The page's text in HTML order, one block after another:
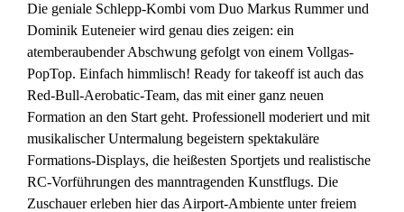
Die geniale Schlepp-Kombi vom Duo Markus Rummer und
Dominik Euteneier wird genau dies zeigen: ein
atemberaubender Abschwung gefolgt von einem Vollgas-
PopTop. Einfach himmlisch! Ready for takeoff ist auch das
Red-Bull-Aerobatic-Team, das mit einer ganz neuen
Formation an den Start geht. Professionell moderiert und mit
musikalischer Untermalung begeistern spektakuläre
Formations-Displays, die heißesten Sportjets und realistische
RC-Vorführungen des manntragenden Kunstflugs. Die
Zuschauer erleben hier das Airport-Ambiente unter freiem